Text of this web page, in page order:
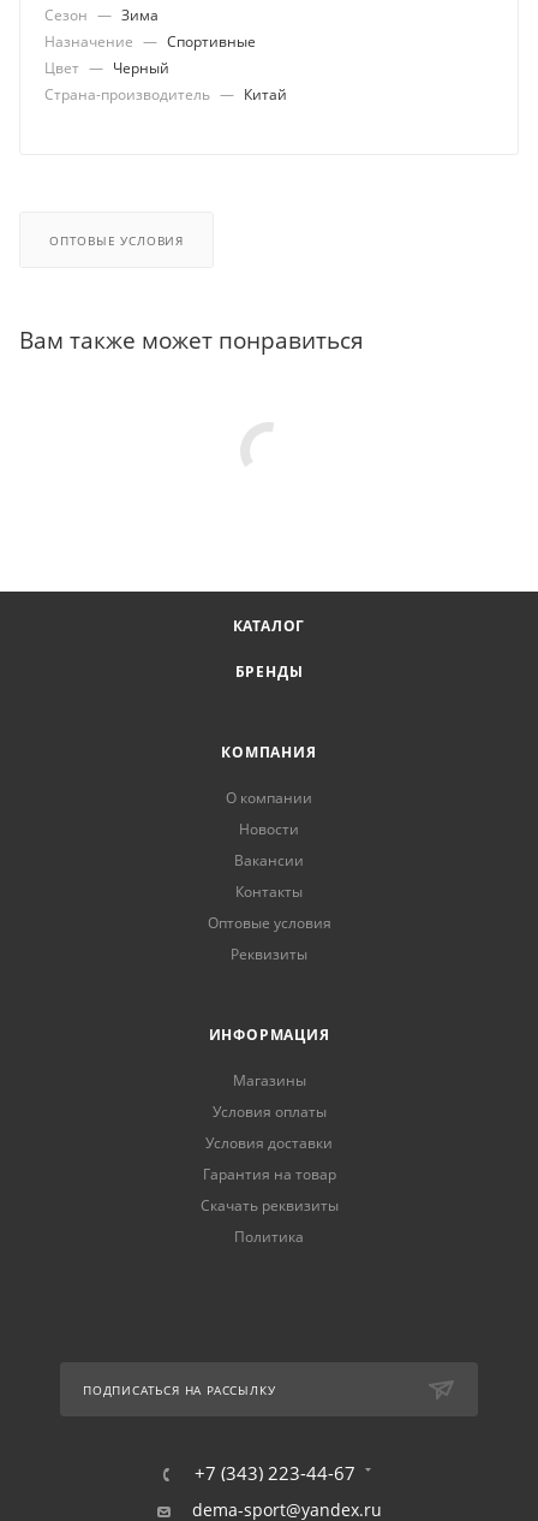
Сезон — Зима
Назначение — Спортивные
Цвет — Черный
Страна-производитель — Китай
ОПТОВЫЕ УСЛОВИЯ
Вам также может понравиться
КАТАЛОГ
БРЕНДЫ
КОМПАНИЯ
О компании
Новости
Вакансии
Контакты
Оптовые условия
Реквизиты
ИНФОРМАЦИЯ
Магазины
Условия оплаты
Условия доставки
Гарантия на товар
Скачать реквизиты
Политика
ПОДПИСАТЬСЯ НА РАССЫЛКУ
+7 (343) 223-44-67
dema-sport@yandex.ru